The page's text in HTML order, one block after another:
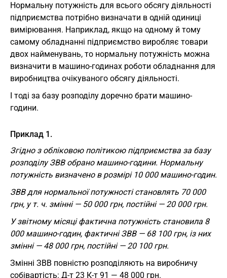
Нормальну потужність для всього обсягу діяльності
підприємства потрібно визначати в одній одиниці
вимірювання. Наприклад, якщо на одному й тому
самому обладнанні підприємство виробляє товари
двох найменувань, то нормальну потужність можна
визначити в машино-годинах роботи обладнання для
виробництва очікуваного обсягу діяльності.
І тоді за базу розподілу доречно брати машино-
години.
Приклад 1.
Згідно з обліковою політикою підприємства за базу
розподілу ЗВВ обрано машино-години. Нормальну
потужність визначено в розмірі 10 000 машино-годин.
ЗВВ для нормальної потужності становлять 70 000
грн, у т. ч. змінні — 50 000 грн, постійні — 20 000 грн.
У звітному місяці фактична потужність становила 8
000 машино-годин, фактичні ЗВВ — 68 100 грн, із них
змінні — 48 000 грн, постійні — 20 100 грн.
Змінні ЗВВ повністю розподіляють на виробничу
собівартість: Д-т 23 К-т 91 — 48 000 грн.